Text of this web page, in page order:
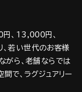
円、13,000円、
、若い世代のお客様
がら、老舗ならでは
で、ラグジュアリー